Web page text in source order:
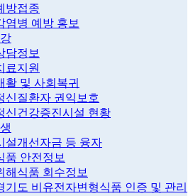
방접종
염병 예방 홍보
담정보
료지원
활 및 사회복귀
신질환자 권익보호
신건강증진시설 현황
설개선자금 등 융자
품 안전정보
해식품 회수정보
기도 비유전자변형식품 인증 및 관리